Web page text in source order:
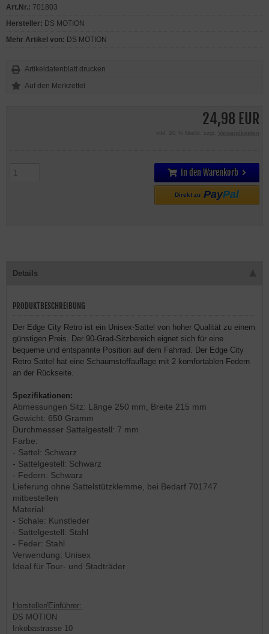
24,98 EUR
inkl. 20 % MwSt. zzgl. Versandkosten
In den Warenkorb
Direkt zu PayPal
Art.Nr.: 701803
Hersteller: DS MOTION
Mehr Artikel von: DS MOTION
Artikeldatenblatt drucken
Details
PRODUKTBESCHREIBUNG
Der Edge City Retro ist ein Unisex-Sattel von hoher Qualität zu einem
günstigen Preis. Der 90-Grad-Sitzbereich eignet sich für eine
bequeme und entspannte Position auf dem Fahrrad. Der Edge City
Retro Sattel hat eine Schaumstoffauflage mit 2 komfortablen Federn
an der Rückseite.
Spezifikationen:
Abmessungen Sitz: Länge 250 mm, Breite 215 mm
Gewicht: 650 Gramm
Durchmesser Sattelgestell: 7 mm
Farbe:
- Sattel: Schwarz
- Sattelgestell: Schwarz
- Federn: Schwarz
Lieferung ohne Sattelstützklemme, bei Bedarf 701747
mitbestellen
Material:
- Schale: Kunstleder
- Sattelgestell: Stahl
- Feder: Stahl
Verwendung: Unisex
Ideal für Tour- und Stadträder
Hersteller/Einführer:
DS MOTION
Inkobastrasse 10